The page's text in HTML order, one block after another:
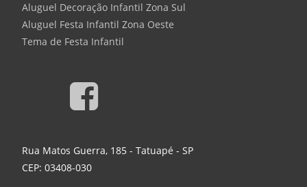
Aluguel Decoração Infantil Zona Sul
Aluguel Festa Infantil Zona Oeste
Tema de Festa Infantil
Rua Matos Guerra, 185 - Tatuapé - SP
CEP: 03408-030